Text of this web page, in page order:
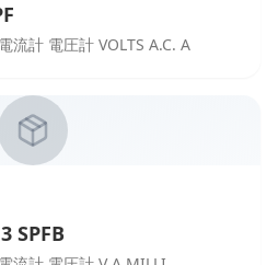
流計 電圧計 VOLTS A.C. A
SPFB